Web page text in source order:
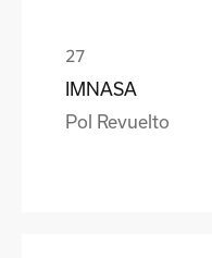
IMNASA
Pol Revuelto